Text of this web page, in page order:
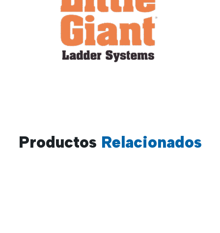
Productos Relacionados